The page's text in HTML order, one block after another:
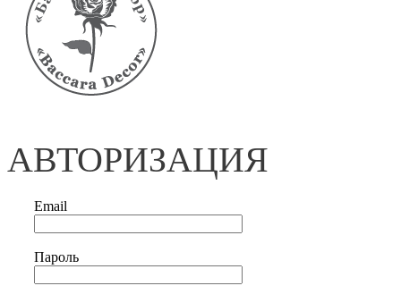
АВТОРИЗАЦИЯ
Email
Пароль